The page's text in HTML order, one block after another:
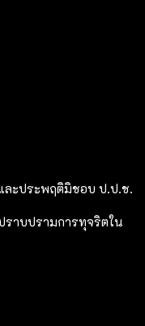
ละประพฤติมิชอบ ป.ป.ช.
าบปรามการทุจริตใน